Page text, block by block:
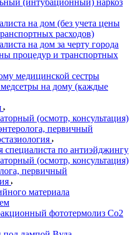
(интубационный) наркоз
на дом (без учета цены
расходов)
на дом за черту города
процедур и транспортных
медицинской сестры
на дому (каждые
(осмотр, консультация)
первичный
специалиста по антиэйджингу
(осмотр, консультация)
первичный
материала
фототермолиз Со2